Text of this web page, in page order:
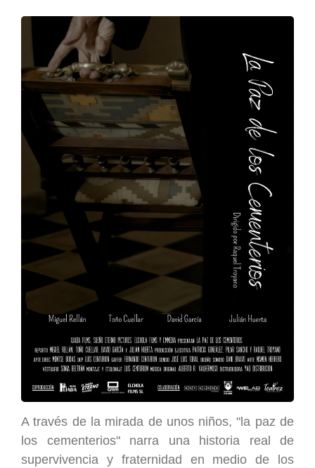
A través de la mirada de unos niños, "la paz de
los cementerios" narra una historia real de
supervivencia y fraternidad en medio de los